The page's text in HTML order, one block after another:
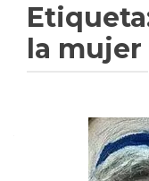
la mujer